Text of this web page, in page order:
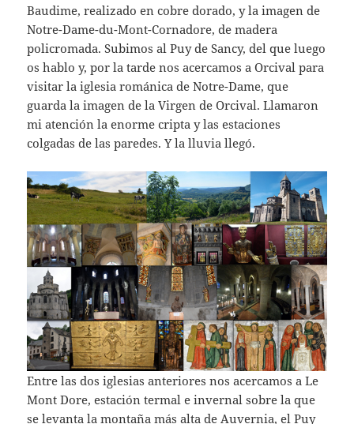
Baudime, realizado en cobre dorado, y la imagen de
Notre-Dame-du-Mont-Cornadore, de madera
policromada. Subimos al Puy de Sancy, del que luego
os hablo y, por la tarde nos acercamos a Orcival para
visitar la iglesia románica de Notre-Dame, que
guarda la imagen de la Virgen de Orcival. Llamaron
mi atención la enorme cripta y las estaciones
colgadas de las paredes. Y la lluvia llegó.
Entre las dos iglesias anteriores nos acercamos a Le
Mont Dore, estación termal e invernal sobre la que
se levanta la montaña más alta de Auvernia, el Puy